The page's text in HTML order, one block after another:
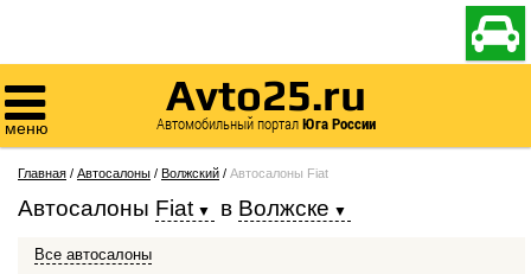


меню
Avto25.ru
Автомобильный порталЮга России
Главная / Автосалоны / Волжский / Автосалоны Fiat
Автосалоны Fiat в Волжске
Все автосалоны